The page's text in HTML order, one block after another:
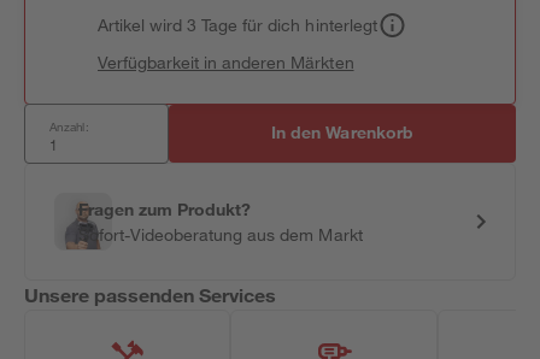
Artikel wird 3 Tage für dich hinterlegt
Verfügbarkeit in anderen Märkten
Anzahl: In den Warenkorb
Fragen zum Produkt?
Sofort-Videoberatung aus dem Markt
Unsere passenden Services